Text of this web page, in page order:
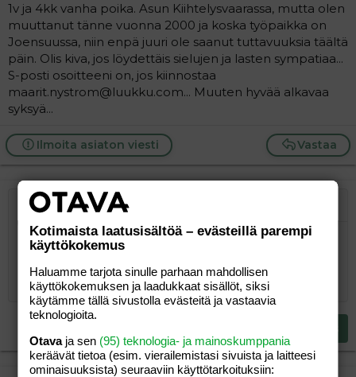
1v ja 4kk vanha poika. Asun Kiihtelysvaarassa, mutta olen
muuttanut tänne vuonna 2000 ja koska työpaikka on
Joensuussa, niin enpä juuri ole saanut tuttavuuksia täältä
päin. Olis kiva, jos löydettäis sielujen ja lasten sympatiaa...
S-posti osoitteeni on, jos kiinnostaa
maarit.nystrom@luukku.com... Muuten hyvää alkavaa
syksyä...
Vastaa
Ilmoita asiaton viesti
Lihavoitu
Kursivoitu
Laajennettuun editoriin…
Lista
Järjestämätön lista
Suurenna sisennystä
Pienennä sisennystä
Laajennettuun editoriin…
Fontin koko
9
12
15
18
22
Tekstiväri
KirjasintyyliArial
Courier New
Tahoma
Times New Roman
Yliviivaa Rivinsisäinen koodi
Rivinsisäinen spoiler
Tasaus Tasaa vasemmalle
Keskitä
Tasaa oikealle
Justify text
Paragraph format
Normal
Heading 1
Heading 2
LainausLisää video/media
Lisää taulukko
Insert horizontal line
Spoiler
Tee uudelleen
BBCode-näkymä
Poista muotoilu
LuonnoksetTallenna luonnos
Poista luonnos
Kirjoita vastaus...
Kotimaista laatusisältöä – evästeillä parempi
käyttökokemus
Haluamme tarjota sinulle parhaan mahdollisen
käyttökokemuksen ja laadukkaat sisällöt, siksi
käytämme tällä sivustolla evästeitä ja vastaavia
teknologioita.
Otavaja sen (95) teknologia- ja mainoskumppania
keräävät tietoa (esim. vierailemis­tasi sivuista ja laitteesi
ominaisuuk­sista) seuraaviin käyttötarkoituksiin: